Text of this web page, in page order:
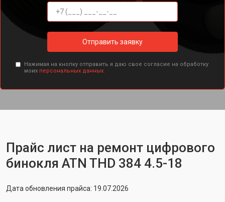
Отправить заявку
Нажимая на кнопку отправить я даю свое согласие на обработку
моих персональных данных.
Прайс лист на ремонт цифрового
бинокля ATN THD 384 4.5-18
Дата обновления прайса: 19.07.2026